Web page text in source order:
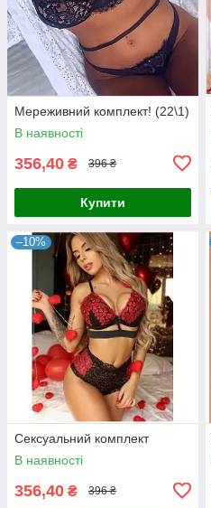
Мереживний комплект! (22\1)
В наявності
356,40 ₴ 396 ₴
Купити
–10%
Сексуальний комплект
В наявності
356,40 ₴ 396 ₴